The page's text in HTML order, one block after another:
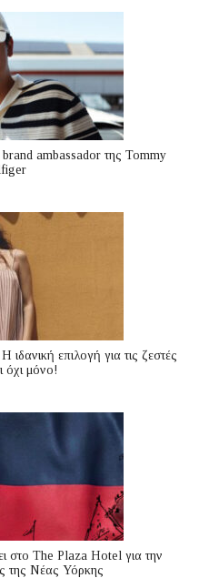
ambassador της Tommy
επιλογή για τις ζεστές
όχι μόνο!
στο The Plaza Hotel για την
της Νέας Υόρκης